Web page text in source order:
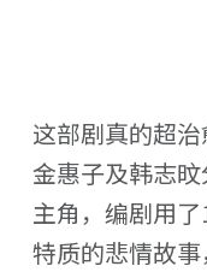
这部剧真的超治
金惠子及韩志
主角，编剧用
特质的悲情故